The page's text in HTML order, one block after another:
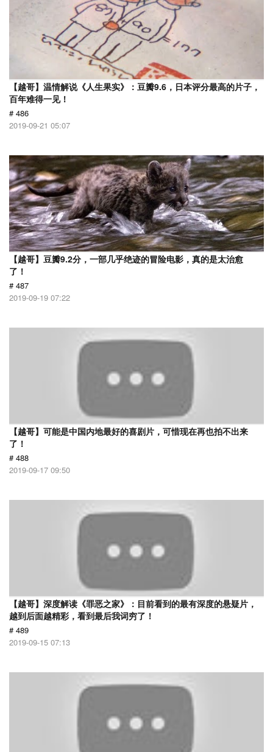
【越哥】温情解说《人生果实》：豆瓣9.6，日本评分最高的片子，
百年难得一见！
# 486
2019-09-21 05:07
【越哥】豆瓣9.2分，一部几乎绝迹的冒险电影，真的是太治愈
了！
# 487
2019-09-19 07:22
【越哥】可能是中国内地最好的喜剧片，可惜现在再也拍不出来
了！
# 488
2019-09-17 09:50
【越哥】深度解读《罪恶之家》：目前看到的最有深度的悬疑片，
越到后面越精彩，看到最后我词穷了！
# 489
2019-09-15 07:13